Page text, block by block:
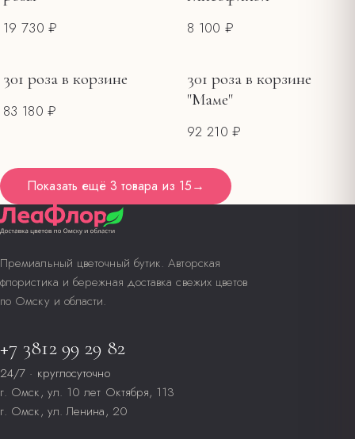
19 730 ₽ 8 100 ₽
301 роза в корзине
83 180 ₽
301 роза в корзине
"Маме"
92 210 ₽
Показать ещё 3 товара из 15→
Премиальный цветочный бутик. Авторская
флористика и бережная доставка свежих цветов
по Омску и области.
+7 3812 99 29 82
24/7 · круглосуточно
г. Омск, ул. 10 лет Октября, 113
г. Омск, ул. Ленина, 20